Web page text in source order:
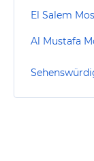
El Salem
Al Mustafa